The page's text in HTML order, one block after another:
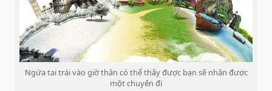
Ngứa tai trái vào giờ thân có thể thấy được bạn sẽ nhận được
một chuyến đi